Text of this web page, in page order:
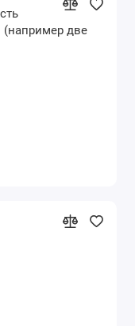
(например две